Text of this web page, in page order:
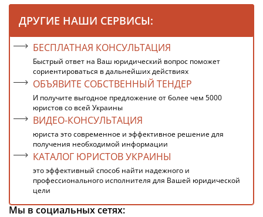
ДРУГИЕ НАШИ СЕРВИСЫ:
БЕСПЛАТНАЯ КОНСУЛЬТАЦИЯ
Быстрый ответ на Ваш юридический вопрос поможет
сориентироваться в дальнейших действиях
ОБЪЯВИТЕ СОБСТВЕННЫЙ ТЕНДЕР
И получите выгодное предложение от более чем 5000
юристов со всей Украины
ВИДЕО-КОНСУЛЬТАЦИЯ
юриста это современное и эффективное решение для
получения необходимой информации
КАТАЛОГ ЮРИСТОВ УКРАИНЫ
это эффективный способ найти надежного и
профессионального исполнителя для Вашей юридической
цели
Мы в социальных сетях: